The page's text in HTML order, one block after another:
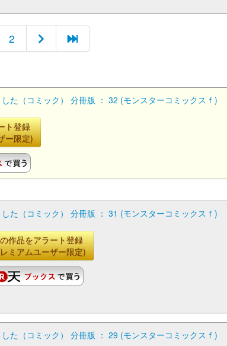
2
た（コミック） 分冊版 ： 32 (モンスターコミックスｆ)
ト登録
ー限定)
た（コミック） 分冊版 ： 31 (モンスターコミックスｆ)
作品をアラート登録
ミアムユーザー限定)
た（コミック） 分冊版 ： 29 (モンスターコミックスｆ)